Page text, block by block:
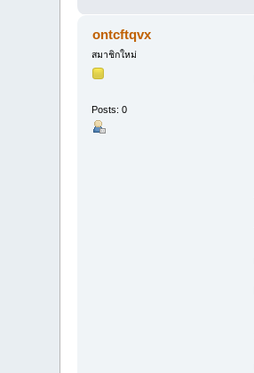
ontcftqvx
สมาชิกใหม่
Posts: 0